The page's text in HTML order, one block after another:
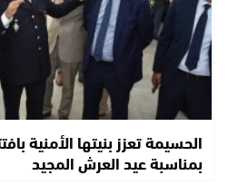
الحسيمة تعزز بنيتها الأمنية
بمناسبة عيد العرش المجيد